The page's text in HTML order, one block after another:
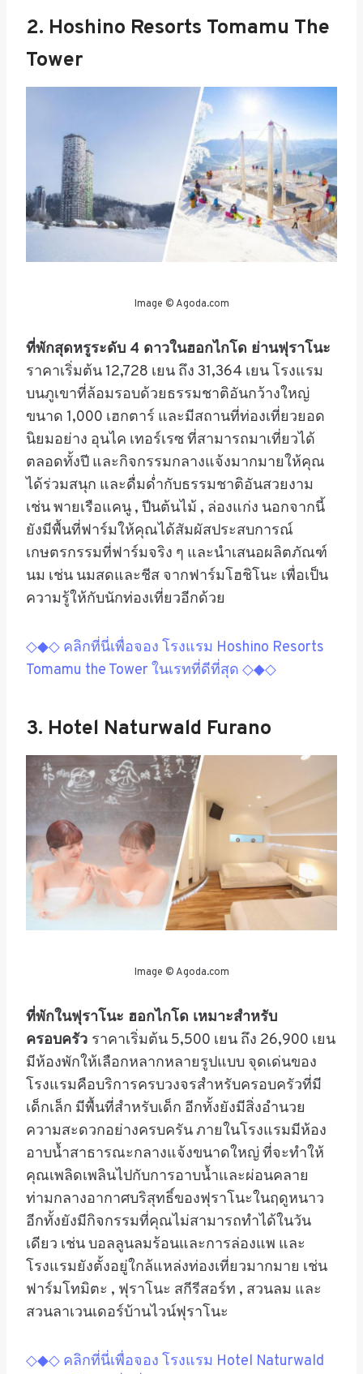
2. Hoshino Resorts Tomamu The
Tower
Image © Agoda.com
ที่พักสุดหรูระดับ 4 ดาวในฮอกไกโด ย่านฟุราโนะ
ราคาเริ่มต้น 12,728 เยน ถึง 31,364 เยน โรงแรม
บนภูเขาที่ล้อมรอบด้วยธรรมชาติอันกว้างใหญ่
ขนาด 1,000 เฮกตาร์ และมีสถานที่ท่องเที่ยวยอด
นิยมอย่าง อุนไค เทอร์เรซที่สามารถมาเที่ยวได้
ตลอดทั้งปี และกิจกรรมกลางแจ้งมากมายให้คุณ
ได้ร่วมสนุก และดื่มด่ำกับธรรมชาติอันสวยงาม
เช่น พายเรือแคนู , ปีนต้นไม้ , ล่องแก่ง นอกจากนี้
ยังมีพื้นที่ฟาร์มให้คุณได้สัมผัสประสบการณ์
เกษตรกรรมที่ฟาร์มจริง ๆ และนำเสนอผลิตภัณฑ์
นม เช่น นมสดและชีส จากฟาร์มโฮชิโนะ เพื่อเป็น
ความรู้ให้กับนักท่องเที่ยวอีกด้วย
◇◆◇ คลิกที่นี่เพื่อจอง โรงแรม Hoshino Resorts
Tomamu the Tower ในเรทที่ดีที่สุด ◇◆◇
3. Hotel Naturwald Furano
Image © Agoda.com
ที่พักในฟุราโนะ ฮอกไกโด เหมาะสำหรับ
ครอบครัว ราคาเริ่มต้น 5,500 เยน ถึง 26,900 เยน
มีห้องพักให้เลือกหลากหลายรูปแบบ จุดเด่นของ
โรงแรมคือบริการครบวงจรสำหรับครอบครัวที่มี
เด็กเล็ก มีพื้นที่สำหรับเด็ก อีกทั้งยังมีสิ่งอำนวย
ความสะดวกอย่างครบครัน ภายในโรงแรมมีห้อง
อาบน้ำสาธารณะกลางแจ้งขนาดใหญ่ที่จะทำให้
คุณเพลิดเพลินไปกับการอาบน้ำและผ่อนคลาย
ท่ามกลางอากาศบริสุทธิ์ของฟุราโนะในฤดูหนาว
อีกทั้งยังมีกิจกรรมที่คุณไม่สามารถทำได้ในวัน
เดียว เช่น บอลลูนลมร้อนและการล่องแพ และ
โรงแรมยังตั้งอยู่ใกล้แหล่งท่องเที่ยวมากมาย เช่น
ฟาร์มโทมิตะ , ฟุราโนะ สกีรีสอร์ท , สวนลม และ
สวนลาเวนเดอร์บ้านไวน์ฟุราโนะ
◇◆◇ คลิกที่นี่เพื่อจอง โรงแรม Hotel Naturwald